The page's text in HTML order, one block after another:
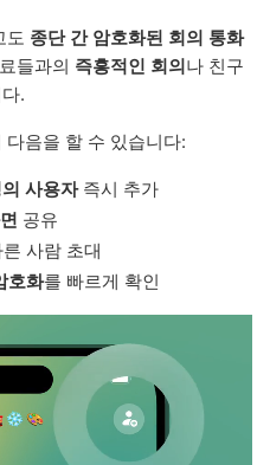
도 종단 간 암호화된 회의 통화
들과의 즉흥적인 회의나 친구
.
음을 할 수 있습니다:
사용자즉시 추가
공유
사람 초대
호화를 빠르게 확인